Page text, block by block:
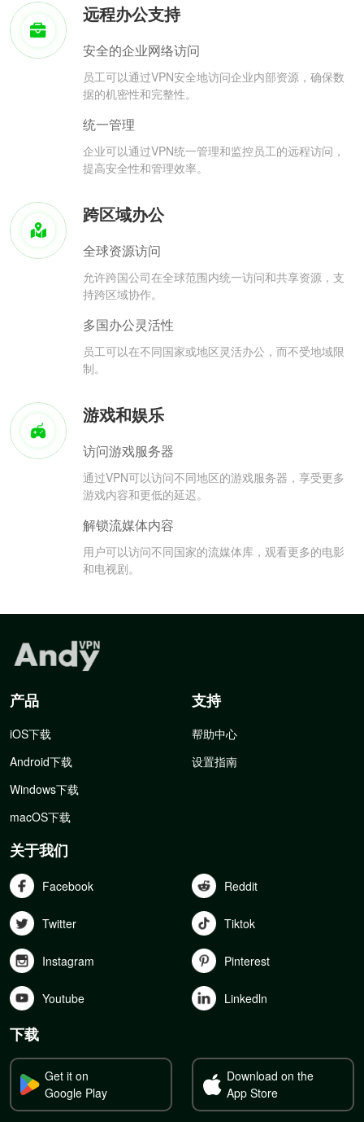
远程办公支持
安全的企业网络访问
员工可以通过VPN安全地访问企业内部资源，确保数
据的机密性和完整性。
统一管理
企业可以通过VPN统一管理和监控员工的远程访问，
提高安全性和管理效率。
跨区域办公
全球资源访问
允许跨国公司在全球范围内统一访问和共享资源，支
持跨区域协作。
多国办公灵活性
员工可以在不同国家或地区灵活办公，而不受地域限
制。
游戏和娱乐
访问游戏服务器
通过VPN可以访问不同地区的游戏服务器，享受更多
游戏内容和更低的延迟。
解锁流媒体内容
用户可以访问不同国家的流媒体库，观看更多的电影
和电视剧。
产品
iOS下载
Android下载
Windows下载
macOS下载
支持
帮助中心
设置指南
关于我们
Facebook Reddit
Twitter Tiktok
Instagram Pinterest
Youtube Linkedln
下载
Get it on
Google Play
Download on the
App Store